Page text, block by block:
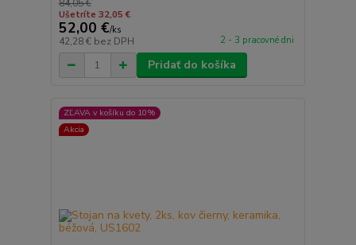
84,05 €
Ušetríte 32,05 €
52,00 €/ks
42,28 € bez DPH 2 - 3 pracovné dni
Pridať do košíka
ZĽAVA v košíku do 10%
Akcia